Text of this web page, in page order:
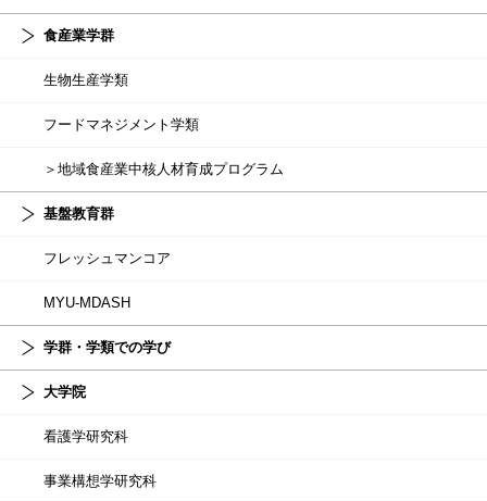
食産業学群
生物生産学類
フードマネジメント学類
＞地域食産業中核人材育成プログラム
基盤教育群
フレッシュマンコア
MYU-MDASH
学群・学類での学び
大学院
看護学研究科
事業構想学研究科